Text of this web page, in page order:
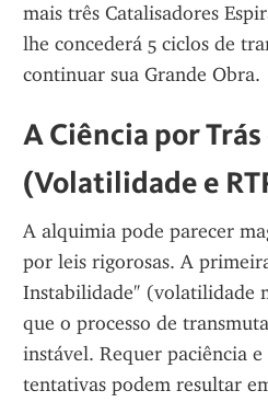
mais três Catalisadores
lhe concederá 5 ciclos de
continuar sua Grande Obra.
A Ciência por
(Volatilidade e
A alquimia pode parecer
por leis rigorosas. A
Instabilidade" (volatilidade
que o processo de
instável. Requer paciência
tentativas podem resultar